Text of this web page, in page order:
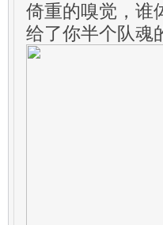
倚重的嗅觉，谁
给了你半个队魂